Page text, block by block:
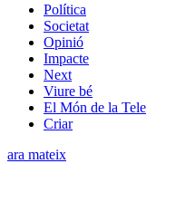
Política
Societat
Opinió
Impacte
Next
Viure bé
El Món de la Tele
Criar
ara mateix